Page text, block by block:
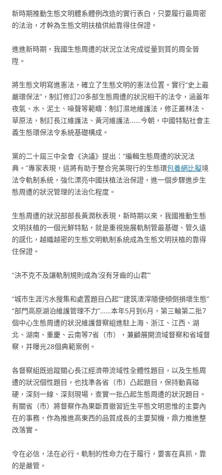
新時期推動生態文明體系體例改造的實行表白，只要履行最周密
的法治，才幹為生態文明扶植供給靠得住保證。
進進新時期，我國生態周遭的狀況立法完成從量到質的周全晉
陞。
將生態文明寫進憲法，確立了生態文明的憲法位置。實行“史上最
嚴環保法”，制訂修訂20多部生態周遭的狀況相干的法令，涵蓋年
夜氣、水、泥土、噪聲等範疇：制訂濕地維護法，修正叢林法、
草原法，制訂長江維護法、黃河維護法……今朝，中國特點社會主
義生態環保法令系統基礎構成。
黨的二十屆三中全會《決議》提出：“編輯生態周遭的狀況法
典。”專家表現，這將有助于整合完美現行的生態環包養網比擬境
法令軌制系統，強化漂亮中國扶植法治保證，進一個步驟進步生
態周遭的狀況管理的法治化程度。
生態周遭的狀況部部長黃潤秋表現，新時期以來，我國推動生態
文明扶植的一個光鮮特點，就是重視施展軌制管最基礎、管久遠
的感化，越織越密的生態文明軌制系統成為生態文明扶植的靠得
住保證。
“決不克不及讓軌制規則成為‘沒有牙齒的山君’”
“城市生涯污水搜集和處置題目凸起”“建筑渣滓隨便傾倒損壞生態”
“部門高原湖泊維護管理不力”……本年5月到6月，第三輪第二批7
個中心生態周遭的狀況維護督察組進駐上海、浙江、江西、湖
北、湖南、重慶、云南等7省（市），兼顧展開流域督察和省域督
察，并曝光28個典範案例。
各督察組既追蹤關心長江經濟帶流域性全體性題目，以及生態周
遭的狀況個性題目，也找準各省（市）凸起題目，保持動真碰
硬，深刻一線、深刻現場，查實一批凸起生態周遭的狀況題目。
有關省（市）將督察作為果斷貫徹習近生平態文明思惟的主要內
在的事務，作為推進高東西的品質成長的主要契機，鼎力推進整
改落實。
令在必信，法在必行。軌制的性命力在于履行，要害在真抓，靠
的是嚴管。